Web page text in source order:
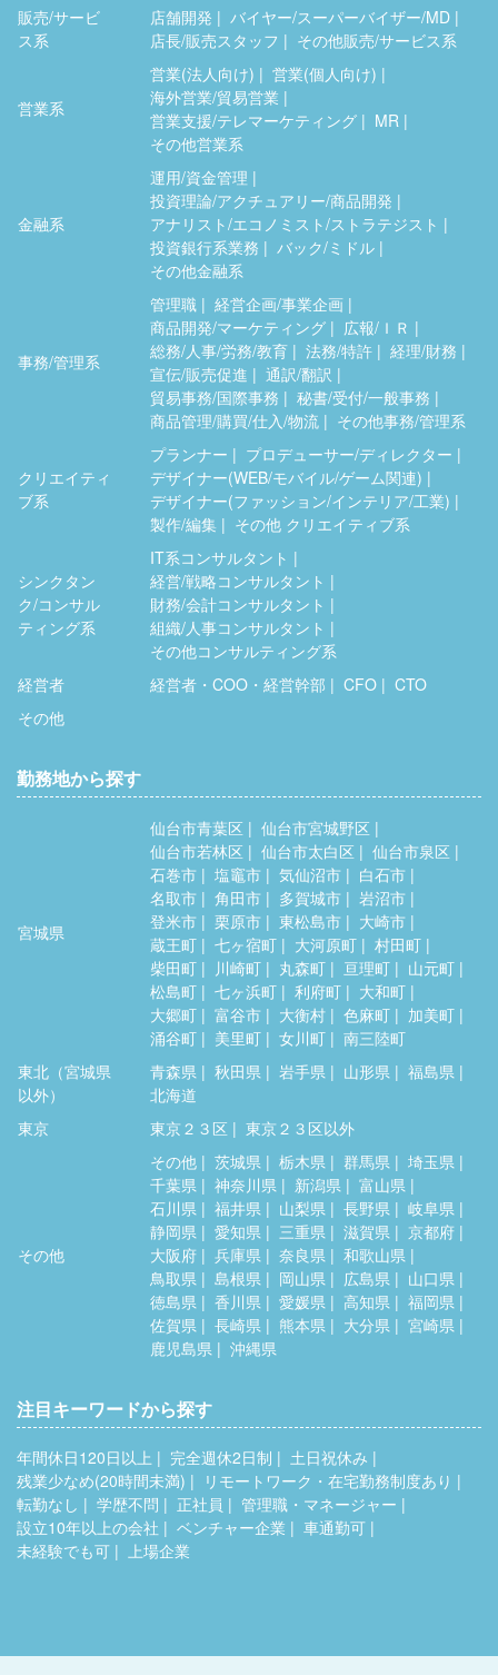
販売/サービ
ス系
店舗開発
バイヤー/スーパーバイザー/MD
店長/販売スタッフ
その他販売/サービス系
営業系
営業(法人向け)
営業(個人向け)
海外営業/貿易営業
営業支援/テレマーケティング
MR
その他営業系
金融系
運用/資金管理
投資理論/アクチュアリー/商品開発
アナリスト/エコノミスト/ストラテジスト
投資銀行系業務
バック/ミドル
その他金融系
事務/管理系
管理職
経営企画/事業企画
商品開発/マーケティング
広報/ＩＲ
総務/人事/労務/教育
法務/特許
経理/財務
宣伝/販売促進
通訳/翻訳
貿易事務/国際事務
秘書/受付/一般事務
商品管理/購買/仕入/物流
その他事務/管理系
クリエイティ
ブ系
プランナー
プロデューサー/ディレクター
デザイナー(WEB/モバイル/ゲーム関連)
デザイナー(ファッション/インテリア/工業)
製作/編集
その他 クリエイティブ系
シンクタン
ク/コンサル
ティング系
IT系コンサルタント
経営/戦略コンサルタント
財務/会計コンサルタント
組織/人事コンサルタント
その他コンサルティング系
経営者
経営者・COO・経営幹部 CFO
CTO
その他
勤務地から探す
宮城県
仙台市青葉区
仙台市宮城野区
仙台市若林区
仙台市太白区
仙台市泉区
石巻市
塩竈市 気仙沼市
白石市
名取市
角田市 多賀城市
岩沼市
登米市
栗原市 東松島市
大崎市
蔵王町
七ヶ宿町 大河原町
村田町
柴田町
川崎町 丸森町 亘理町
山元町
松島町
七ヶ浜町 利府町
大和町
大郷町
富谷市 大衡村 色麻町
加美町
涌谷町
美里町 女川町
南三陸町
東北（宮城県
以外）
青森県 秋田県 岩手県 山形県
福島県
北海道
東京
東京２３区 東京２３区以外
その他
その他 茨城県 栃木県 群馬県
埼玉県
千葉県
神奈川県 新潟県
富山県
石川県
福井県 山梨県 長野県
岐阜県
静岡県
愛知県 三重県 滋賀県
京都府
大阪府
兵庫県 奈良県
和歌山県
鳥取県
島根県 岡山県 広島県
山口県
徳島県
香川県 愛媛県 高知県
福岡県
佐賀県
長崎県 熊本県 大分県
宮崎県
鹿児島県
沖縄県
注目キーワードから探す
年間休日120日以上 完全週休2日制
土日祝休み
残業少なめ(20時間未満)
リモートワーク・在宅勤務制度あり
転勤なし
学歴不問 正社員
管理職・マネージャー
設立10年以上の会社
ベンチャー企業
車通勤可
未経験でも可
上場企業